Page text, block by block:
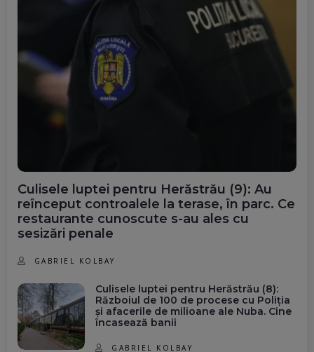
Culisele luptei pentru Herăstrău (9): Au
reînceput controalele la terase, în parc. Ce
restaurante cunoscute s-au ales cu
sesizări penale
GABRIEL KOLBAY
Culisele luptei pentru Herăstrău (8):
Războiul de 100 de procese cu Poliția
și afacerile de milioane ale Nuba. Cine
încasează banii
GABRIEL KOLBAY